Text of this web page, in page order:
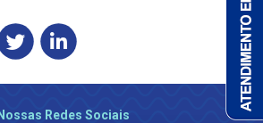
Nossas Redes Sociais